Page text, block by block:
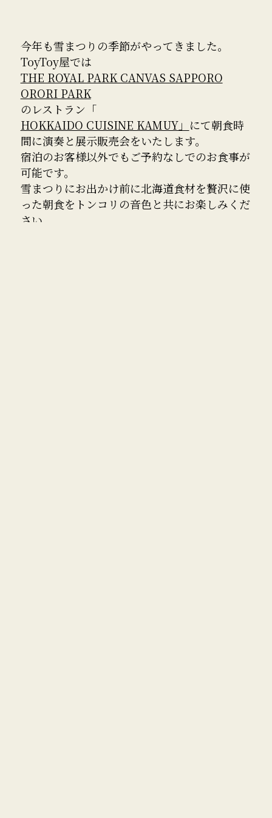
今年も雪まつりの季節がやってきました。
ToyToy屋では
THE ROYAL PARK CANVAS SAPPORO
ORORI PARK
のレストラン「
HOKKAIDO CUISINE KAMUY」 にて朝食時
間に演奏と展示販売会をいたします。
宿泊のお客様以外でもご予約なしでのお食事が
可能です。
雪まつりにお出かけ前に北海道食材を贅沢に使
った朝食をトンコリの音色と共にお楽しみくだ
さい。